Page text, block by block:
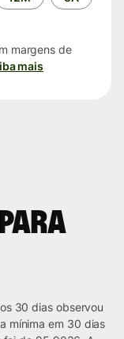
margens de
mais
para
30 dias observou
mínima em 30 dias